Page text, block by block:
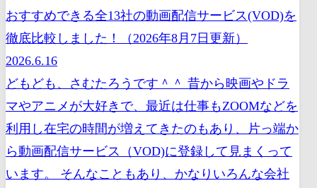
おすすめできる全13社の動画配信サービス(VOD)を
徹底比較しました！（2026年8月7日更新）
2026.6.16
どもども、さむたろうです＾＾ 昔から映画やドラ
マやアニメが大好きで、最近は仕事もZOOMなどを
利用し在宅の時間が増えてきたのもあり、片っ端か
ら動画配信サービス（VOD)に登録して見まくって
います。 そんなこともあり、かなりいろんな会社